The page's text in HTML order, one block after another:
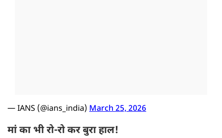
— IANS (@ians_india) March 25, 2026
मां का भी रो-रो कर बुरा हाल!